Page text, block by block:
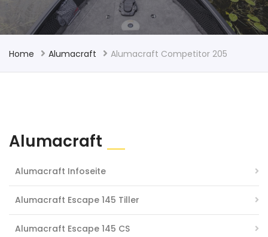
Home Alumacraft Alumacraft Competitor 205
Alumacraft
Alumacraft Infoseite
Alumacraft Escape 145 Tiller
Alumacraft Escape 145 CS